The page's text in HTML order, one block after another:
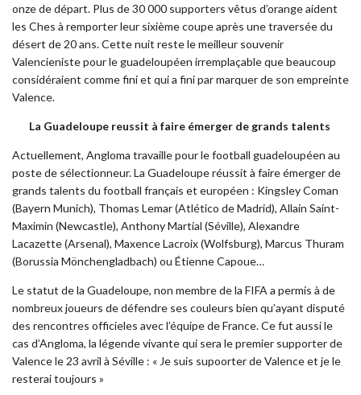
onze de départ. Plus de 30 000 supporters vêtus d’orange aident
les Ches à remporter leur sixième coupe après une traversée du
désert de 20 ans. Cette nuit reste le meilleur souvenir
Valencieniste pour le guadeloupéen irremplaçable que beaucoup
considéraient comme fini et qui a fini par marquer de son empreinte
Valence.
La Guadeloupe reussit à faire émerger de grands talents
Actuellement, Angloma travaille pour le football guadeloupéen au
poste de sélectionneur. La Guadeloupe réussit à faire émerger de
grands talents du football français et européen : Kingsley Coman
(Bayern Munich), Thomas Lemar (Atlético de Madrid), Allain Saint-
Maximin (Newcastle), Anthony Martial (Séville), Alexandre
Lacazette (Arsenal), Maxence Lacroix (Wolfsburg), Marcus Thuram
(Borussia Mönchengladbach) ou Étienne Capoue…
Le statut de la Guadeloupe, non membre de la FIFA a permis à de
nombreux joueurs de défendre ses couleurs bien qu’ayant disputé
des rencontres officieles avec l’équipe de France. Ce fut aussi le
cas d’Angloma, la légende vivante qui sera le premier supporter de
Valence le 23 avril à Séville : « Je suis supoorter de Valence et je le
resterai toujours »